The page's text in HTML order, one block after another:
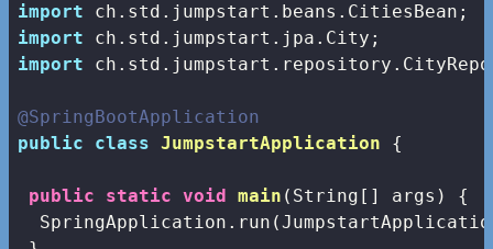
import
import
import
@SpringBootApplication
public
class JumpstartApplication {
public static void main (String[] args)
{